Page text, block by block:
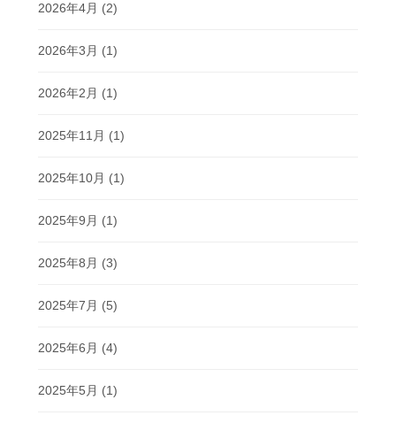
2026年4月 (2)
2026年3月 (1)
2026年2月 (1)
2025年11月 (1)
2025年10月 (1)
2025年9月 (1)
2025年8月 (3)
2025年7月 (5)
2025年6月 (4)
2025年5月 (1)